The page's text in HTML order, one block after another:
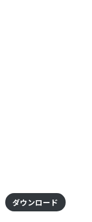
ダウンロード